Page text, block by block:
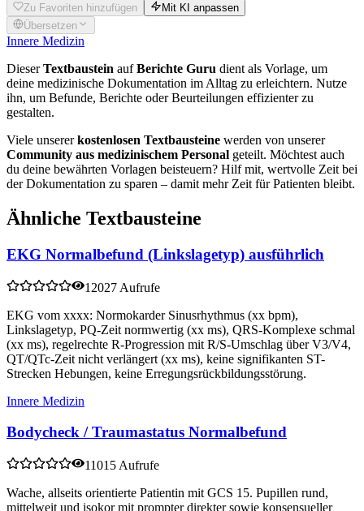
Zu Favoriten hinzufügen
Mit KI anpassen
Übersetzen
Innere Medizin
DieserTextbaustein aufBerichte Guru dient als Vorlage, um
deine medizinische Dokumentation im Alltag zu erleichtern. Nutze
ihn, um Befunde, Berichte oder Beurteilungen effizienter zu
gestalten.
Viele unsererkostenlosen Textbausteine werden von unserer
Community aus medizinischem Personal geteilt. Möchtest auch
du deine bewährten Vorlagen beisteuern? Hilf mit, wertvolle Zeit bei
der Dokumentation zu sparen – damit mehr Zeit für Patienten bleibt.
Ähnliche Textbausteine
EKG Normalbefund (Linkslagetyp) ausführlich
12027 Aufrufe
EKG vom xxxx: Normokarder Sinusrhythmus (xx bpm),
Linkslagetyp, PQ-Zeit normwertig (xx ms), QRS-Komplexe schmal
(xx ms), regelrechte R-Progression mit R/S-Umschlag über V3/V4,
QT/QTc-Zeit nicht verlängert (xx ms), keine signifikanten ST-
Strecken Hebungen, keine Erregungsrückbildungsstörung.
Innere Medizin
Bodycheck / Traumastatus Normalbefund
11015 Aufrufe
Wache, allseits orientierte Patientin mit GCS 15. Pupillen rund,
mittelweit und isokor mit prompter direkter sowie konsensueller